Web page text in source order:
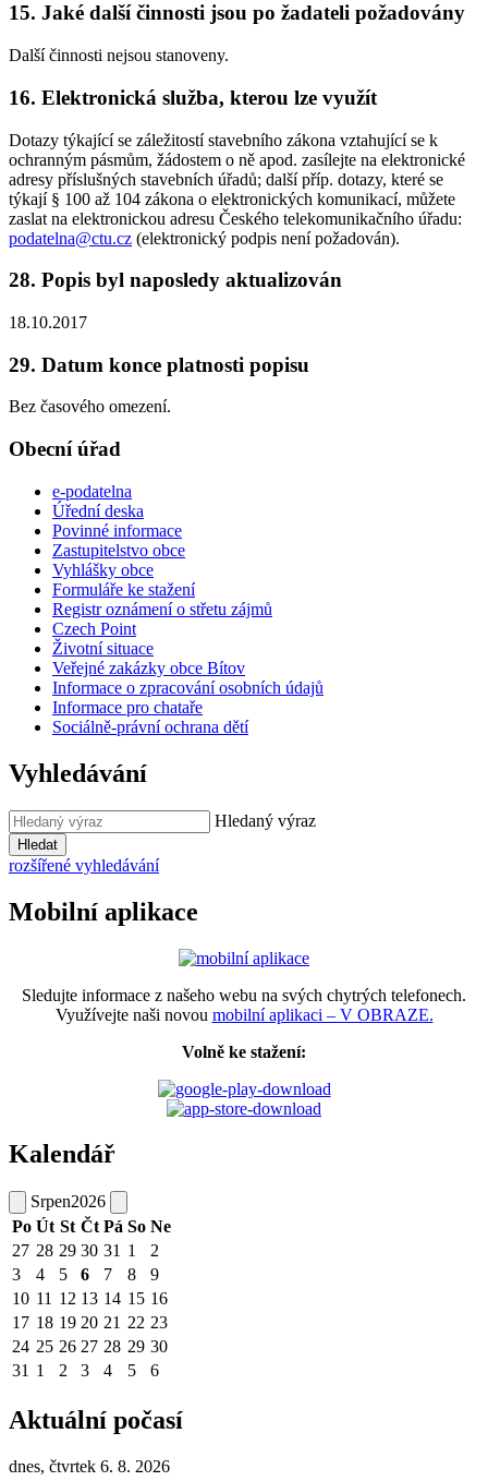
15. Jaké další činnosti jsou po žadateli požadovány
Další činnosti nejsou stanoveny.
16. Elektronická služba, kterou lze využít
Dotazy týkající se záležitostí stavebního zákona vztahující se k
ochranným pásmům, žádostem o ně apod. zasílejte na elektronické
adresy příslušných stavebních úřadů; další příp. dotazy, které se
týkají § 100 až 104 zákona o elektronických komunikací, můžete
zaslat na elektronickou adresu Českého telekomunikačního úřadu:
podatelna@ctu.cz (elektronický podpis není požadován).
28. Popis byl naposledy aktualizován
18.10.2017
29. Datum konce platnosti popisu
Bez časového omezení.
Obecní úřad
e-podatelna
Úřední deska
Povinné informace
Zastupitelstvo obce
Vyhlášky obce
Formuláře ke stažení
Registr oznámení o střetu zájmů
Czech Point
Životní situace
Veřejné zakázky obce Bítov
Informace o zpracování osobních údajů
Informace pro chataře
Sociálně-právní ochrana dětí
Vyhledávání
Hledaný výraz
Hledat
rozšířené vyhledávání
Mobilní aplikace
Sledujte informace z našeho webu na svých chytrých telefonech.
Využívejte naši novou mobilní aplikaci – V OBRAZE.
Volně ke stažení:
Kalendář
Srpen2026
Po Út St Čt Pá So Ne
27 28 29 30 31 1
2
3
4 5 6 7 8
9
10 11 12 13 14 15 16
17 18 19 20 21 22 23
24 25 26 27 28 29 30
31 1 2 3 4 5 6
Aktuální počasí
dnes, čtvrtek 6. 8. 2026